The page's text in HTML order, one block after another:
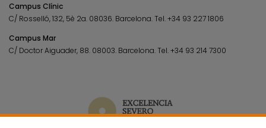
Campus Clínic
C/ Rosselló, 132, 5è 2a. 08036. Barcelona.Tel.+34 93 227 1806
Campus Mar
C/ Doctor Aiguader, 88. 08003. Barcelona.Tel.+34 93 214 7300